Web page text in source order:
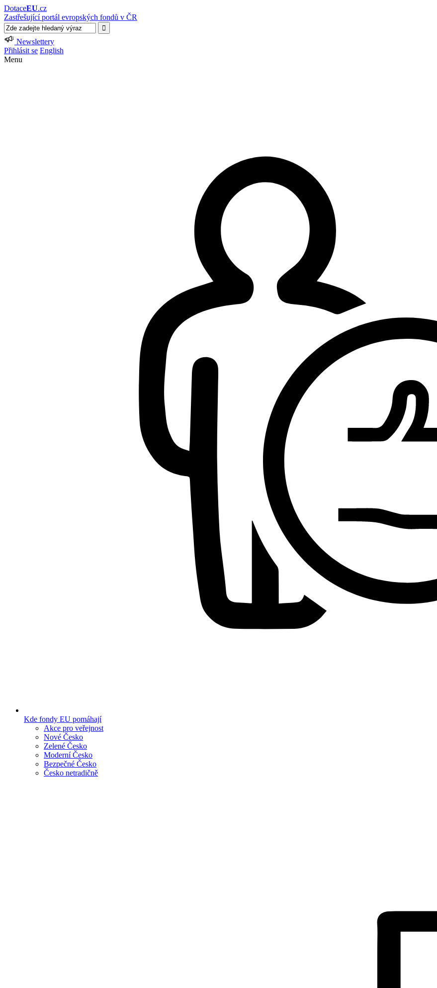
DotaceEU.cz
Zastřešující portál evropských fondů v ČR
Newslettery
Přihlásit se English
Menu
Kde fondy EU pomáhají
Akce pro veřejnost
Nové Česko
Zelené Česko
Moderní Česko
Bezpečné Česko
Česko netradičně